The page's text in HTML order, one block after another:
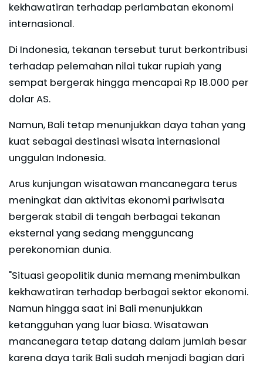
kekhawatiran terhadap perlambatan ekonomi
internasional.
Di Indonesia, tekanan tersebut turut berkontribusi
terhadap pelemahan nilai tukar rupiah yang
sempat bergerak hingga mencapai Rp 18.000 per
dolar AS.
Namun, Bali tetap menunjukkan daya tahan yang
kuat sebagai destinasi wisata internasional
unggulan Indonesia.
Arus kunjungan wisatawan mancanegara terus
meningkat dan aktivitas ekonomi pariwisata
bergerak stabil di tengah berbagai tekanan
eksternal yang sedang mengguncang
perekonomian dunia.
"Situasi geopolitik dunia memang menimbulkan
kekhawatiran terhadap berbagai sektor ekonomi.
Namun hingga saat ini Bali menunjukkan
ketangguhan yang luar biasa. Wisatawan
mancanegara tetap datang dalam jumlah besar
karena daya tarik Bali sudah menjadi bagian dari